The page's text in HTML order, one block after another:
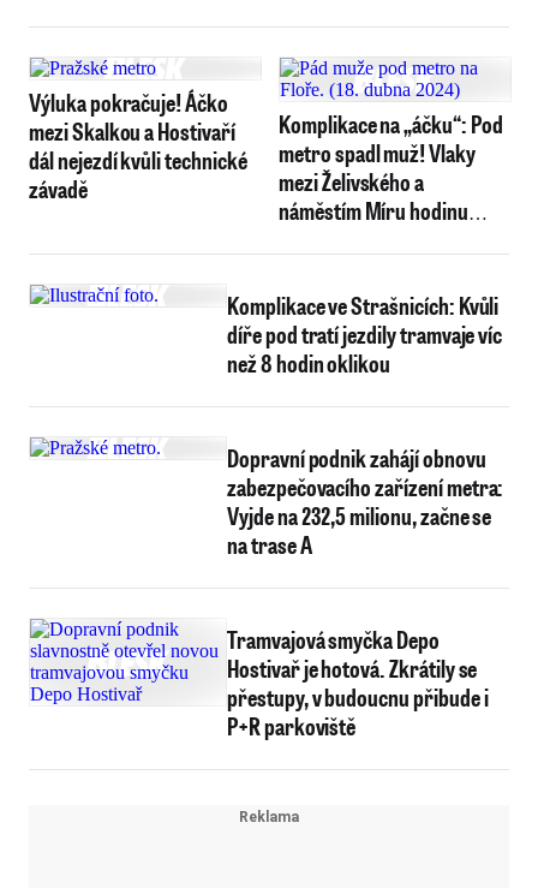
Výluka pokračuje! Áčko
mezi Skalkou a Hostivaří
dál nejezdí kvůli technické
závadě
Komplikace na „áčku“: Pod
metro spadl muž! Vlaky
mezi Želivského a
náměstím Míru hodinu
Komplikace ve Strašnicích: Kvůli
díře pod tratí jezdily tramvaje víc
než 8 hodin oklikou
Dopravní podnik zahájí obnovu
zabezpečovacího zařízení metra:
Vyjde na 232,5 milionu, začne se
na trase A
Tramvajová smyčka Depo
Hostivař je hotová. Zkrátily se
přestupy, v budoucnu přibude i
P+R parkoviště